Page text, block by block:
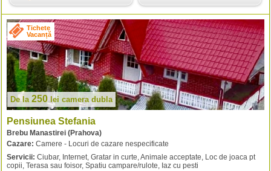
Tichete
Vacanță
De la 250 lei camera dubla
Pensiunea Stefania
Brebu Manastirei (Prahova)
Cazare: Camere - Locuri de cazare nespecificate
Servicii: Ciubar, Internet, Gratar in curte, Animale acceptate, Loc de joaca pt
copii, Terasa sau foisor, Spatiu campare/rulote, Iaz cu pesti